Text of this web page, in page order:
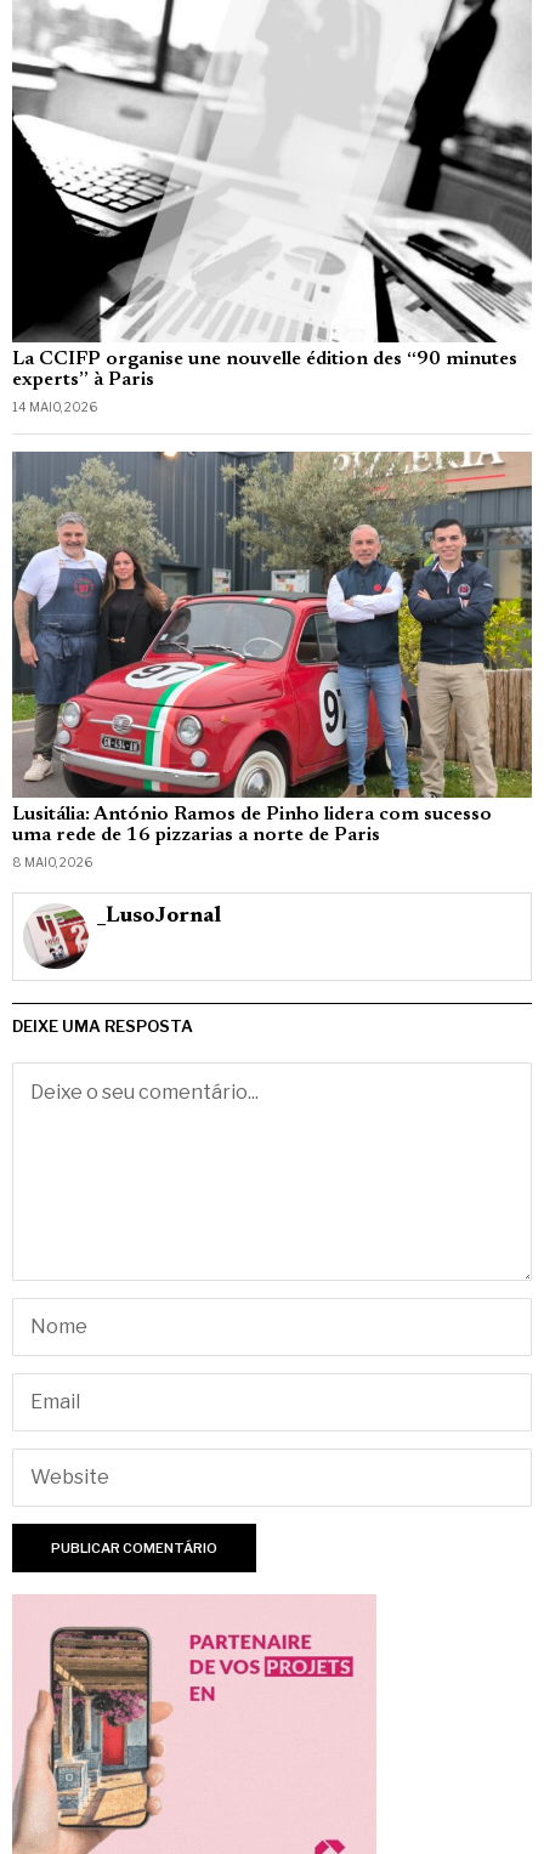
La CCIFP organise une nouvelle édition des “90 minutes
experts” à Paris
14 MAIO, 2026
Lusitália: António Ramos de Pinho lidera com sucesso
uma rede de 16 pizzarias a norte de Paris
8 MAIO, 2026
_LusoJornal
DEIXE UMA RESPOSTA